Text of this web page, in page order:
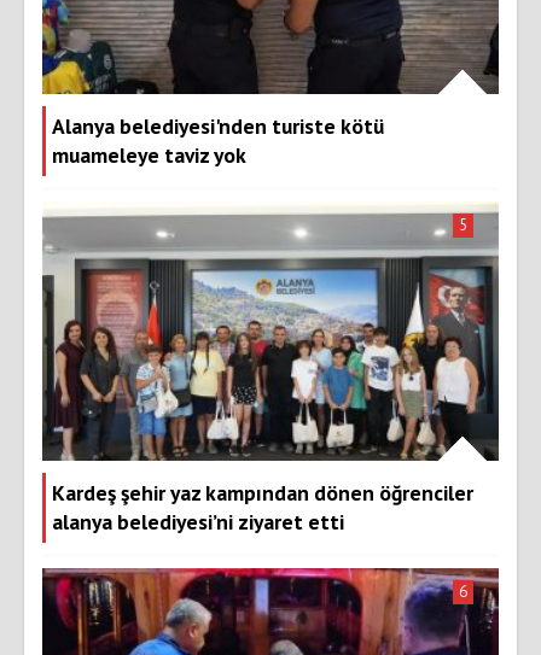
Alanya belediyesi'nden turiste kötü
muameleye taviz yok
Kardeş şehir yaz kampından dönen öğrenciler
alanya belediyesi’ni ziyaret etti
5
6